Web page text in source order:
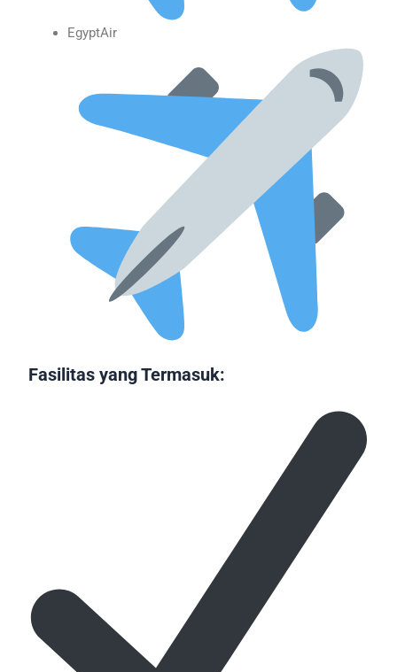
EgyptAir
Fasilitas yang Termasuk: